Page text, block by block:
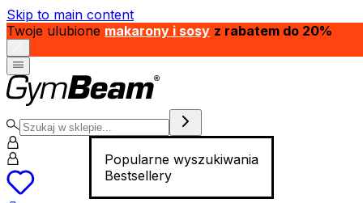
Skip to main content
Twoje ulubione makarony i sosy z rabatem do 20%
Popularne wyszukiwania
Bestsellery